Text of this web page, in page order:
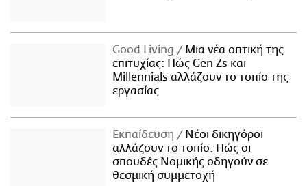
Good Living
Μια νέα οπτική της
επιτυχίας: Πώς Gen Zs και
Millennials αλλάζουν το τοπίο της
εργασίας
Εκπαίδευση
Νέοι δικηγόροι
αλλάζουν το τοπίο: Πώς οι
σπουδές Νομικής οδηγούν σε
θεσμική συμμετοχή